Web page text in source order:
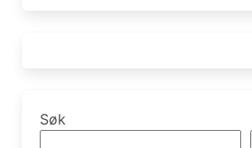
Søk